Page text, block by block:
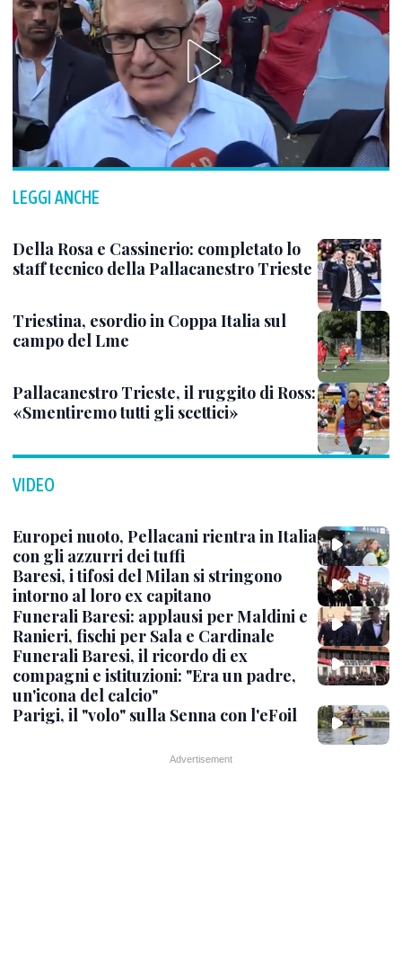
LEGGI ANCHE
Della Rosa e Cassinerio: completato lo
staff tecnico della Pallacanestro Trieste
Triestina, esordio in Coppa Italia sul
campo del Lme
Pallacanestro Trieste, il ruggito di Ross:
«Smentiremo tutti gli scettici»
VIDEO
Europei nuoto, Pellacani rientra in Italia
con gli azzurri dei tuffi
Baresi, i tifosi del Milan si stringono
intorno al loro ex capitano
Funerali Baresi: applausi per Maldini e
Ranieri, fischi per Sala e Cardinale
Funerali Baresi, il ricordo di ex
compagni e istituzioni: "Era un padre,
un'icona del calcio"
Parigi, il "volo" sulla Senna con l'eFoil